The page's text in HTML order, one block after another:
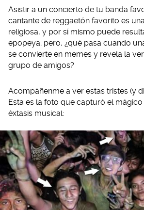
Asistir a un concierto de tu banda
cantante de reggaetón favorito es
religiosa, y por sí mismo puede
epopeya; pero, ¿qué pasa cuando
se convierte en memes y revela la
grupo de amigos?
Acompáñenme a ver estas tristes (y
Esta es la foto que capturó el
éxtasis musical: